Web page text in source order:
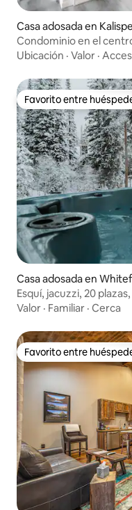
Casa adosada en
Condominio en el
Nacional de los
Ubicación · Valor ·
Favorito entre
Favorito entre
Casa adosada en
Esquí, jacuzzi, 20
Valor · Familiar · Cerca
Favorito entre
Favorito entre